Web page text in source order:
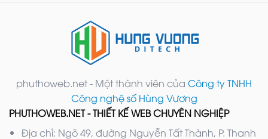
phuthoweb.net - Một thành viên của Công ty TNHH
Công nghệ số Hùng Vương
PHUTHOWEB.NET - THIẾT KẾ WEB CHUYÊN NGHIỆP
Địa chỉ: Ngõ 49, đường Nguyễn Tất Thành, P. Thanh